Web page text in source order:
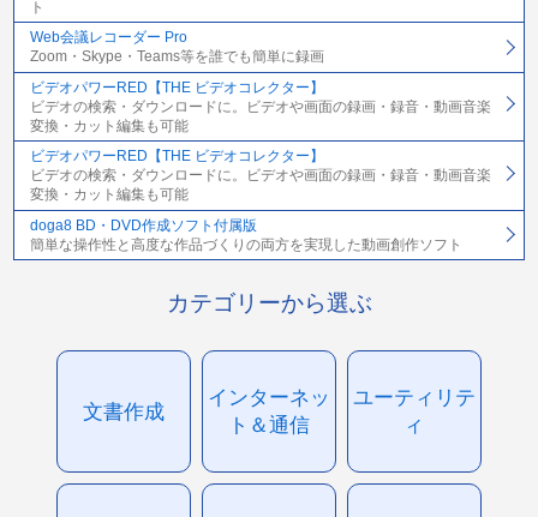
ト
Web会議レコーダー Pro
Zoom・Skype・Teams等を誰でも簡単に録画
ビデオパワーRED【THE ビデオコレクター】
ビデオの検索・ダウンロードに。ビデオや画面の録画・録音・動画音楽
変換・カット編集も可能
ビデオパワーRED【THE ビデオコレクター】
ビデオの検索・ダウンロードに。ビデオや画面の録画・録音・動画音楽
変換・カット編集も可能
doga8 BD・DVD作成ソフト付属版
簡単な操作性と高度な作品づくりの両方を実現した動画創作ソフト
カテゴリーから選ぶ
文書作成
インターネッ
ト＆通信
ユーティリテ
ィ